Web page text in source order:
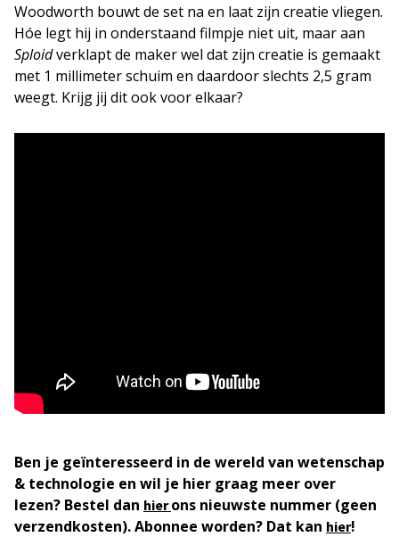
Woodworth bouwt de set na en laat zijn creatie vliegen.
Hóe legt hij in onderstaand filmpje niet uit, maar aan
Sploidverklapt de maker wel dat zijn creatie is gemaakt
met 1 millimeter schuim en daardoor slechts 2,5 gram
weegt. Krijg jij dit ook voor elkaar?
Ben je geïnteresseerd in de wereld van wetenschap
& technologie en wil je hier graag meer over
lezen? Bestel dan hierons nieuwste nummer (geen
verzendkosten). Abonnee worden? Dat kan hier!